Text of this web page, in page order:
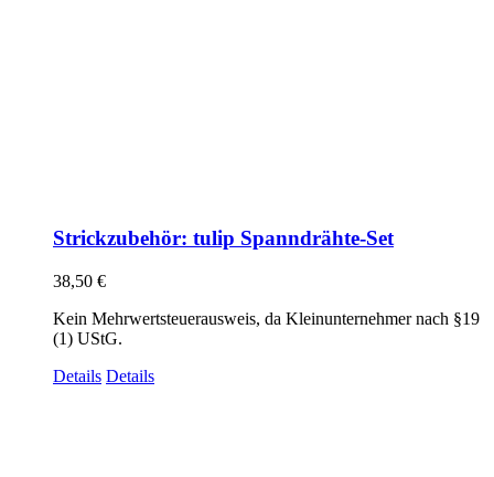
Strickzubehör: tulip Spanndrähte-Set
38,50 €
Kein Mehrwertsteuerausweis, da Kleinunternehmer nach §19
(1) UStG.
Details Details